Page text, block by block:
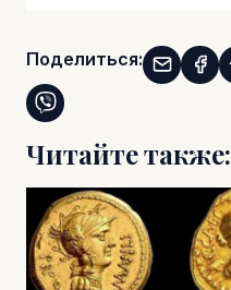
Поделиться:
Читайте также: